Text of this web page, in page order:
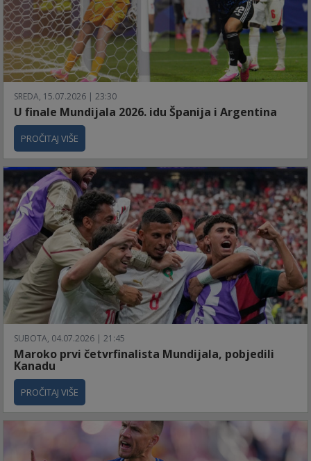
SREDA, 15.07.2026 | 23:30
U finale Mundijala 2026. idu Španija i Argentina
PROČITAJ VIŠE
SUBOTA, 04.07.2026 | 21:45
Maroko prvi četvrfinalista Mundijala, pobjedili
Kanadu
PROČITAJ VIŠE